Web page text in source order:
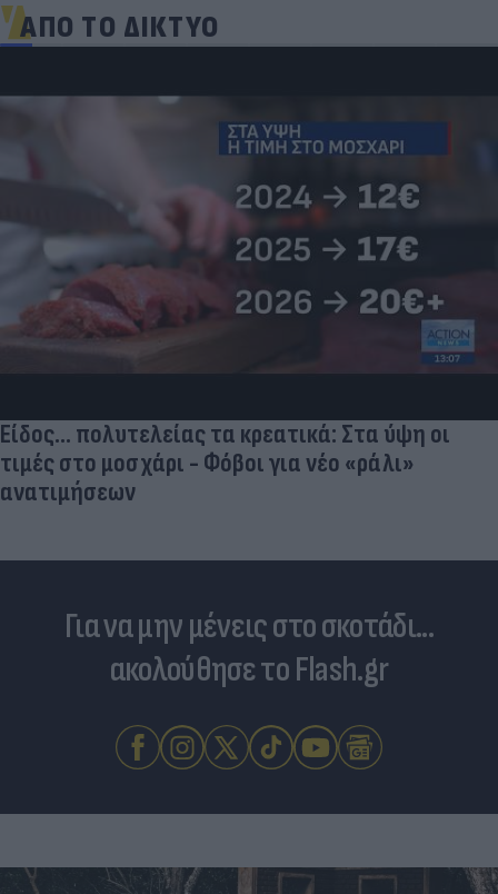
ΑΠΟ ΤΟ ΔΙΚΤΥΟ
Είδος... πολυτελείας τα κρεατικά: Στα ύψη οι
τιμές στο μοσχάρι - Φόβοι για νέο «ράλι»
ανατιμήσεων
Για να μην μένεις στο σκοτάδι...
ακολούθησε το Flash.gr